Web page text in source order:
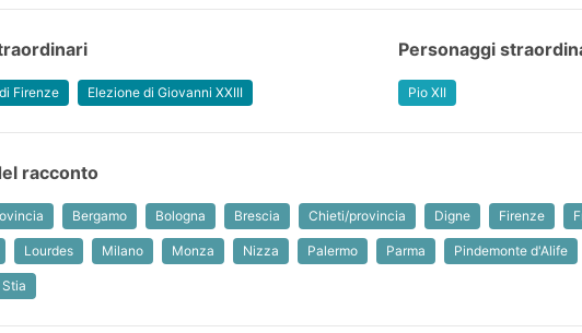
Firenze Elezione di Giovanni XXIII
Personaggi
Pio XII
racconto
Bergamo Bologna Brescia Chieti/provincia Digne Firenze
Lourdes Milano Monza Nizza Palermo Parma Pindemonte d'Alife
Stia